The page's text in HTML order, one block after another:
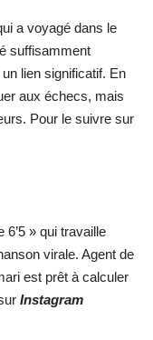
a voyagé dans le
suffisamment
lien significatif. En
aux échecs, mais
Pour le suivre sur
» qui travaille
virale. Agent de
est prêt à calculer
Instagram